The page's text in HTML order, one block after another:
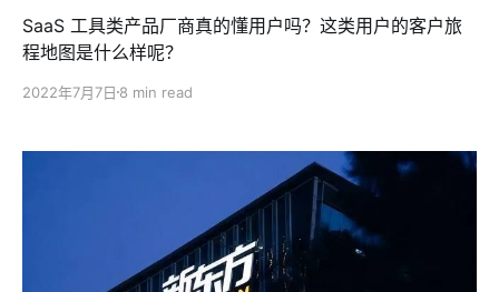
SaaS 工具类产品厂商真的懂用户吗？这类用户的客户旅
程地图是什么样呢？
2022年7月7日 8 min read